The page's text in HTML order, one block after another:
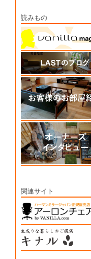
読みもの
関連サイト